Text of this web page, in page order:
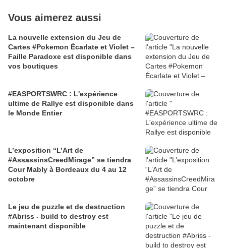
Vous aimerez aussi
La nouvelle extension du Jeu de
Cartes #Pokemon Écarlate et Violet –
Faille Paradoxe est disponible dans
vos boutiques
#EASPORTSWRC : L'expérience
ultime de Rallye est disponible dans
le Monde Entier
L’exposition “L’Art de
#AssassinsCreedMirage” se tiendra
Cour Mably à Bordeaux du 4 au 12
octobre
Le jeu de puzzle et de destruction
#Abriss - build to destroy est
maintenant disponible